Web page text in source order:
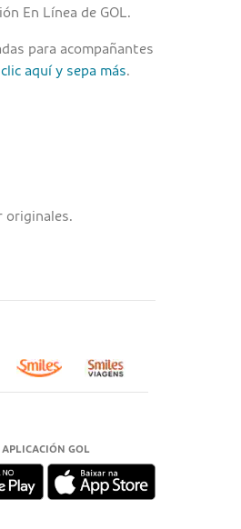
En Línea de GOL.
para acompañantes
aquí y sepa más.
originales.
APLICACIÓN GOL